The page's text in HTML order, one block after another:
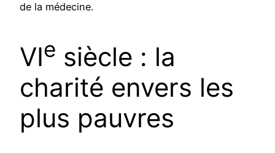
de la médecine.
VIe siècle : la
charité envers les
plus pauvres